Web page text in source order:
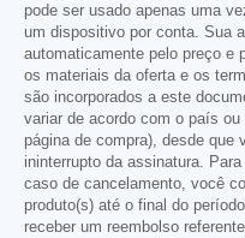
pode ser usado apenas uma
um dispositivo por conta. Sua
automaticamente pelo preço e
os materiais da oferta e os
são incorporados a este
variar de acordo com o país
página de compra), desde que
ininterrupto da assinatura.
caso de cancelamento, você
produto(s) até o final do
receber um reembolso